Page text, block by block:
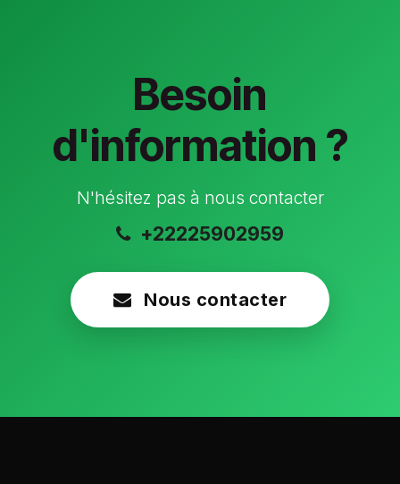
Besoin
d'information ?
N'hésitez pas à nous contacter
+22225902959
Nous contacter